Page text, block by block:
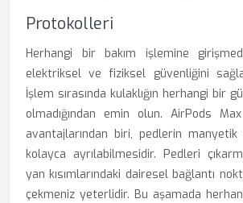
Protokolleri
Herhangi bir bakım işlemine
elektriksel ve fiziksel güvenliğini
İşlem sırasında kulaklığın herhangi bir
olmadığından emin olun. AirPods
avantajlarından biri, pedlerin manyetik
kolayca ayrılabilmesidir. Pedleri
yan kısımlarındaki dairesel bağlantı
çekmeniz yeterlidir. Bu aşamada